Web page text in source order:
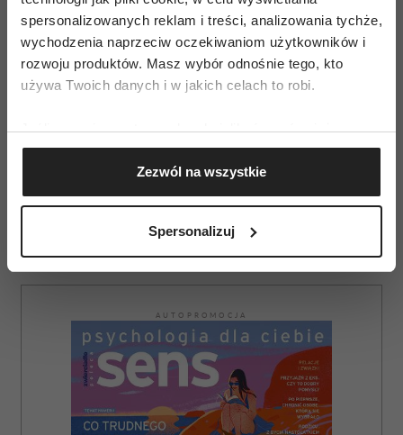
spersonalizowanych reklam i treści, analizowania tychże,
wychodzenia naprzeciw oczekiwaniom użytkowników i
rozwoju produktów. Masz wybór odnośnie tego, kto
używa Twoich danych i w jakich celach to robi.
Jeśli wyrazisz na to zgodę, chcielibyśmy również:
Gromadzić dane dotyczące Twojej lokalizacji
geograficznej z dokładnością nawet do kilku metrów
Identyfikować Twoje urządzenie, aktywnie
(fingerprinting, czyli wirtualny odcisk palca)
dane są przetwarzane oraz ustaw własne preferencje w
zmienić lub wycofać swoją zgodę w dowolnej chwili.
Wykorzystujemy pliki cookie do spersonalizowania treści
i reklam, aby oferować funkcje społecznościowe i
analizować ruch w naszej witrynie. Informacje o tym, jak
Zezwól na wszystkie
Spersonalizuj
na nimi!
AUTOPROMOCJA